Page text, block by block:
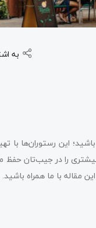
به
این رستوران‌ها با
را در جیب‌تان حفظ
مقاله با ما همراه باشید.